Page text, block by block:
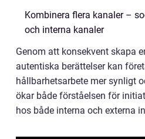
Kombinera flera kanaler –
och interna kanaler
Genom att konsekvent skapa
autentiska berättelser kan
hållbarhetsarbete mer synligt
ökar både förståelsen för
hos både interna och externa